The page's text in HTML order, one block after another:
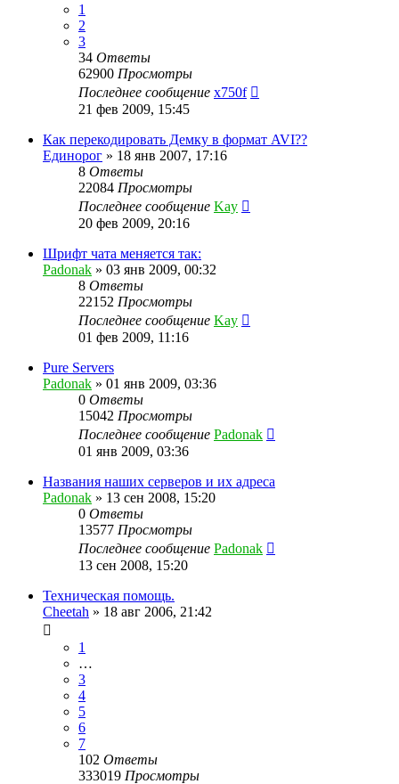
1
2
3
34 Ответы
62900 Просмотры
Последнее сообщение x750f
21 фев 2009, 15:45
Как перекодировать Демку в формат AVI??
Единорог » 18 янв 2007, 17:16
8 Ответы
22084 Просмотры
Последнее сообщение Kay
20 фев 2009, 20:16
Шрифт чата меняется так:
Padonak » 03 янв 2009, 00:32
8 Ответы
22152 Просмотры
Последнее сообщение Kay
01 фев 2009, 11:16
Pure Servers
Padonak » 01 янв 2009, 03:36
0 Ответы
15042 Просмотры
Последнее сообщение Padonak
01 янв 2009, 03:36
Названия наших серверов и их адреса
Padonak » 13 сен 2008, 15:20
0 Ответы
13577 Просмотры
Последнее сообщение Padonak
13 сен 2008, 15:20
Техническая помощь.
Cheetah » 18 авг 2006, 21:42
1
…
3
4
5
6
7
102 Ответы
333019 Просмотры